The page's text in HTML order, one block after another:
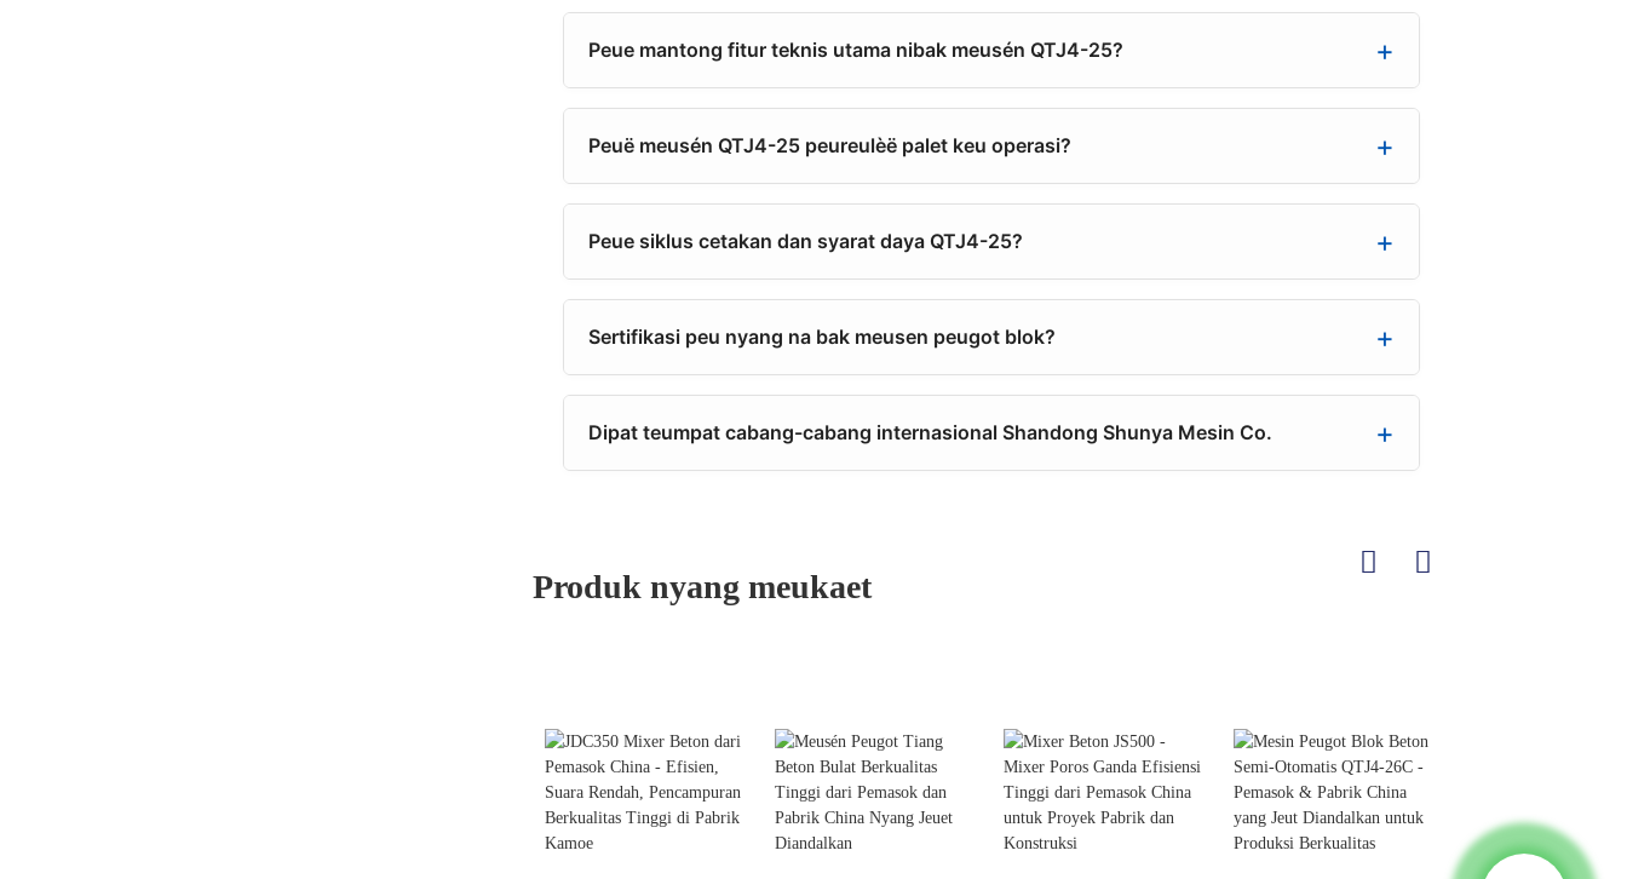
Peue mantong fitur teknis utama nibak meusén QTJ4-25?
Peuë meusén QTJ4-25 peureulèë palet keu operasi?
Peue siklus cetakan dan syarat daya QTJ4-25?
Sertifikasi peu nyang na bak meusen peugot blok?
Dipat teumpat cabang-cabang internasional Shandong Shunya Mesin Co.
Produk nyang meukaet